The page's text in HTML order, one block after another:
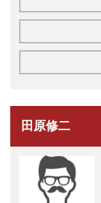
田原修二